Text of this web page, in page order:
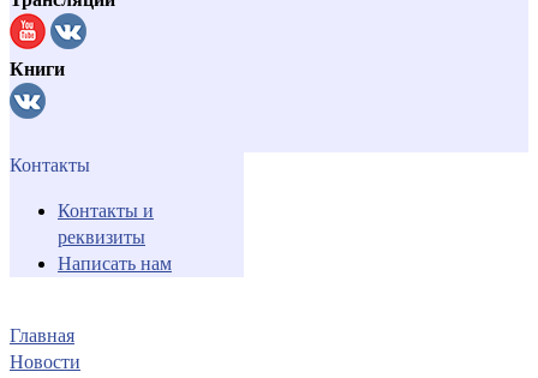
Книги
Контакты
Контакты и
реквизиты
Написать нам
Главная
Новости